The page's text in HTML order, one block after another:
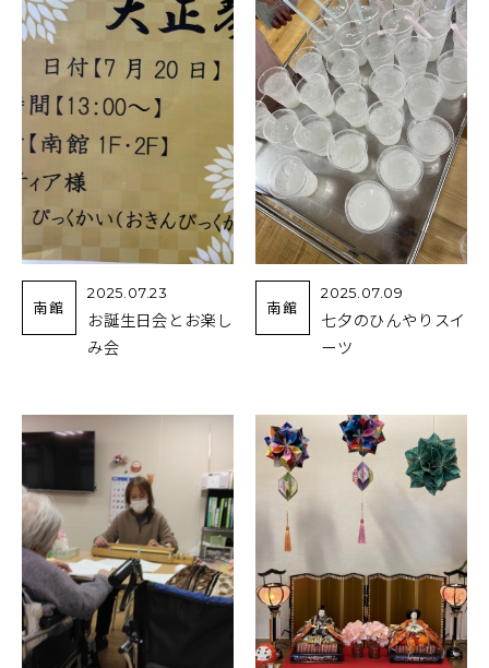
南館
2025.07.23
お誕生日会とお楽し
み会
南館
2025.07.09
七夕のひんやりスイ
ーツ